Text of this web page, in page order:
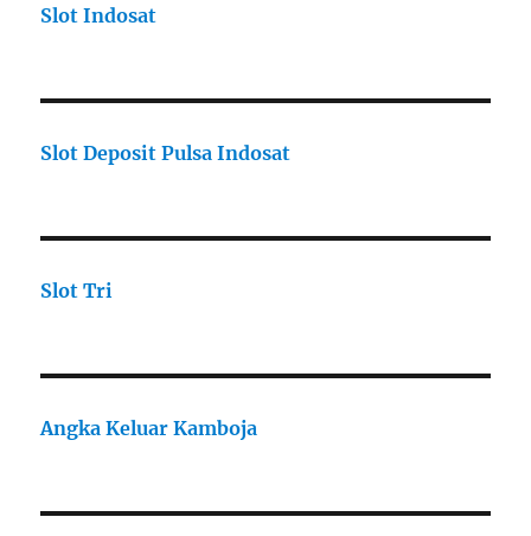
Slot Indosat
Slot Deposit Pulsa Indosat
Slot Tri
Angka Keluar Kamboja